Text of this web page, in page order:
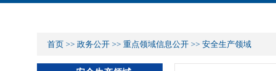
首页 >> 政务公开 >> 重点领域信息公开 >> 安全生产领域